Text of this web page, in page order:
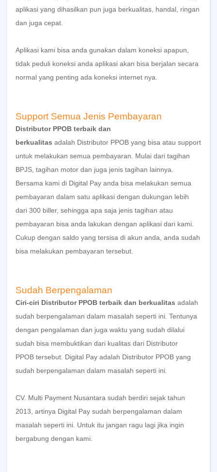
aplikasi yang dihasilkan pun juga berkualitas, handal, ringan
dan juga cepat.
Aplikasi kami bisa anda gunakan dalam koneksi apapun,
tidak peduli koneksi anda aplikasi akan bisa berjalan secara
normal yang penting ada koneksi internet nya.
Support Semua Jenis Pembayaran
Distributor PPOB terbaik dan
berkualitas adalah Distributor PPOB yang bisa atau support
untuk melakukan semua pembayaran. Mulai dari tagihan
BPJS, tagihan motor dan juga jenis tagihan lainnya.
Bersama kami di Digital Pay anda bisa melakukan semua
pembayaran dalam satu aplikasi dengan dukungan lebih
dari 300 biller, sehingga apa saja jenis tagihan atau
pembayaran bisa anda lakukan dengan aplikasi dari kami.
Cukup dengan saldo yang tersisa di akun anda, anda sudah
bisa melakukan pembayaran tersebut.
Sudah Berpengalaman
Ciri-ciri Distributor PPOB terbaik dan berkualitas adalah
sudah berpengalaman dalam masalah seperti ini. Tentunya
dengan pengalaman dan juga waktu yang sudah dilalui
sudah bisa membuktikan dari kualitas dari Distributor
PPOB tersebut. Digital Pay adalah Distributor PPOB yang
sudah berpengalaman dalam masalah seperti ini.
CV. Multi Payment Nusantara sudah berdiri sejak tahun
2013, artinya Digital Pay sudah berpengalaman dalam
masalah seperti ini. Untuk itu jangan ragu lagi jika ingin
bergabung dengan kami.